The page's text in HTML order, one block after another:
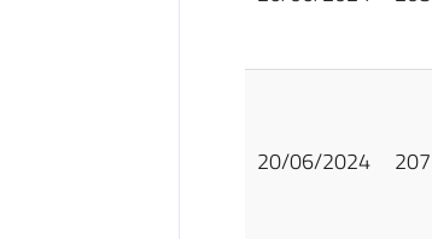
20/06/2024 207